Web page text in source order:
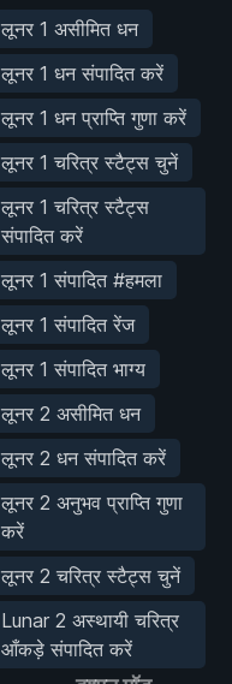
लूनर 1 असीमित धन
लूनर 1 धन संपादित करें
लूनर 1 धन प्राप्ति गुणा करें
लूनर 1 चरित्र स्टैट्स चुनें
लूनर 1 चरित्र स्टैट्स
संपादित करें
लूनर 1 संपादित #हमला
लूनर 1 संपादित रेंज
लूनर 1 संपादित भाग्य
लूनर 2 असीमित धन
लूनर 2 धन संपादित करें
लूनर 2 अनुभव प्राप्ति गुणा
करें
लूनर 2 चरित्र स्टैट्स चुनें
Lunar 2 अस्थायी चरित्र
आँकड़े संपादित करें